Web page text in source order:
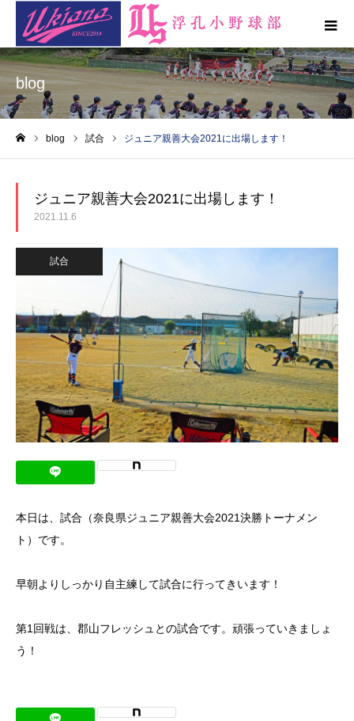
blog
blog 試合 ジュニア親善大会2021に出場します！
ジュニア親善大会2021に出場します！
2021.11.6
試合
本日は、試合（奈良県ジュニア親善大会2021決勝トーナメン
ト）です。
早朝よりしっかり自主練して試合に行ってきいます！
第1回戦は、郡山フレッシュとの試合です。頑張っていきましょ
う！